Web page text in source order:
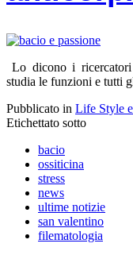
Lo dicono i ricercatori
studia le funzioni e tutti
Pubblicato in Life Style
Etichettato sotto
bacio
ossiticina
stress
news
ultime notizie
san valentino
filematologia